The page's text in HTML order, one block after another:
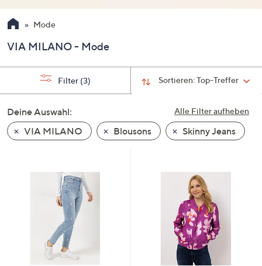
verwenden
Sie
Pfeiltasten
nach
und
nach
unten
oder
Mode
VIA MILANO - Mode
Sortieren:Top-Treffer
Filter (3)
Alle Filter aufheben
Deine Auswahl:
VIA MILANO
Blousons Skinny Jeans